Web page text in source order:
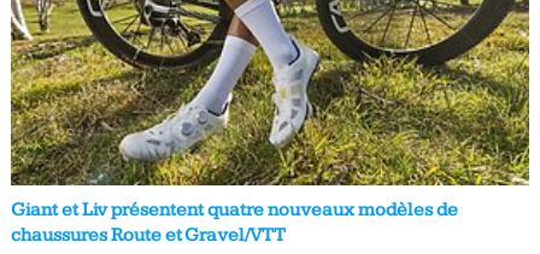
Giant et Liv présentent quatre nouveaux modèles de
chaussures Route et Gravel/VTT